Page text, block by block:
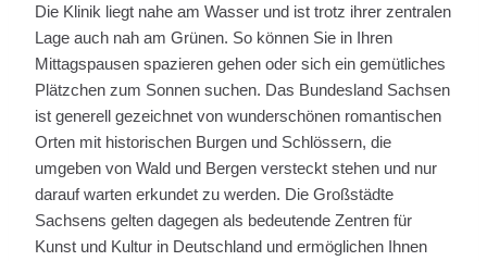
Die Klinik liegt nahe am Wasser und ist trotz ihrer zentralen
Lage auch nah am Grünen. So können Sie in Ihren
Mittagspausen spazieren gehen oder sich ein gemütliches
Plätzchen zum Sonnen suchen. Das Bundesland Sachsen
ist generell gezeichnet von wunderschönen romantischen
Orten mit historischen Burgen und Schlössern, die
umgeben von Wald und Bergen versteckt stehen und nur
darauf warten erkundet zu werden. Die Großstädte
Sachsens gelten dagegen als bedeutende Zentren für
Kunst und Kultur in Deutschland und ermöglichen Ihnen